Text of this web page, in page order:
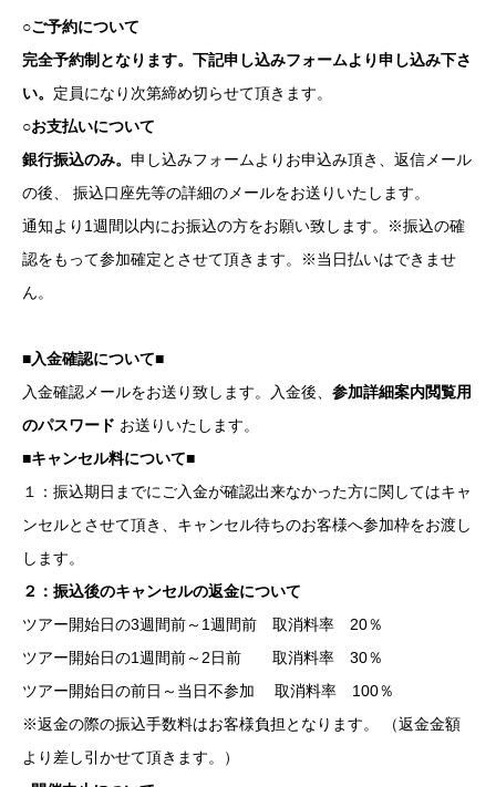
○ご予約について
完全予約制となります。下記申し込みフォームより申し込み下さ
い。 定員になり次第締め切らせて頂きます。
○お支払いについて
銀行振込のみ。 申し込みフォームよりお申込み頂き、返信メール
の後、 振込口座先等の詳細のメールをお送りいたします。
通知より1週間以内にお振込の方をお願い致します。
※振込の確
認をもって参加確定とさせて頂きます。
※当日払いはできませ
ん。
■入金確認について■
入金確認メールをお送り致します。入金後、 参加詳細案内閲覧用
のパスワード お送りいたします。
■キャンセル料について■
１：振込期日までにご入金が確認出来なかった方に関してはキャ
ンセルとさせて頂き、キャンセル待ちのお客様へ参加枠をお渡し
します。
２：振込後のキャンセルの返金について
ツアー開始日の3週間前～1週間前 取消料率 20％
ツアー開始日の1週間前～2日前 取消料率 30％
ツアー開始日の前日～当日不参加 取消料率 100％
※返金の際の振込手数料はお客様負担となります。 （返金金額
より差し引かせて頂きます。）